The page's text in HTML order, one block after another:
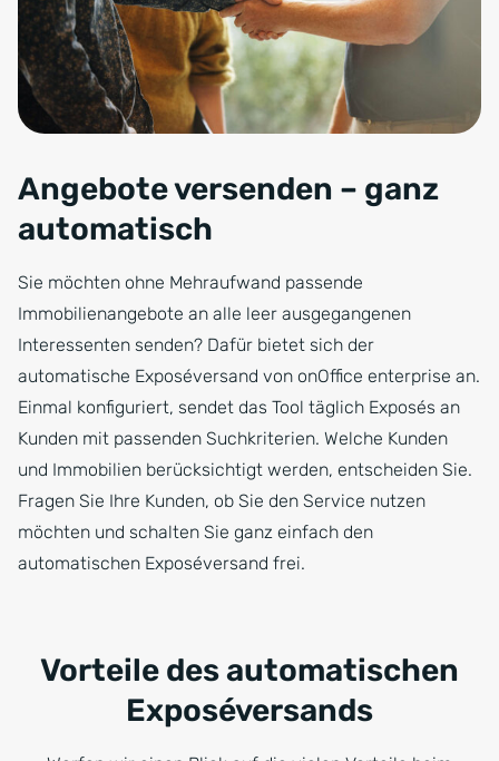
Angebote versenden – ganz
automatisch
Sie möchten ohne Mehraufwand passende
Immobilienangebote an alle leer ausgegangenen
Interessenten senden? Dafür bietet sich der
automatische Exposéversand von onOffice enterprise an.
Einmal konfiguriert, sendet das Tool täglich Exposés an
Kunden mit passenden Suchkriterien. Welche Kunden
und Immobilien berücksichtigt werden, entscheiden Sie.
Fragen Sie Ihre Kunden, ob Sie den Service nutzen
möchten und schalten Sie ganz einfach den
automatischen Exposéversand frei.
Vorteile des automatischen
Exposéversands